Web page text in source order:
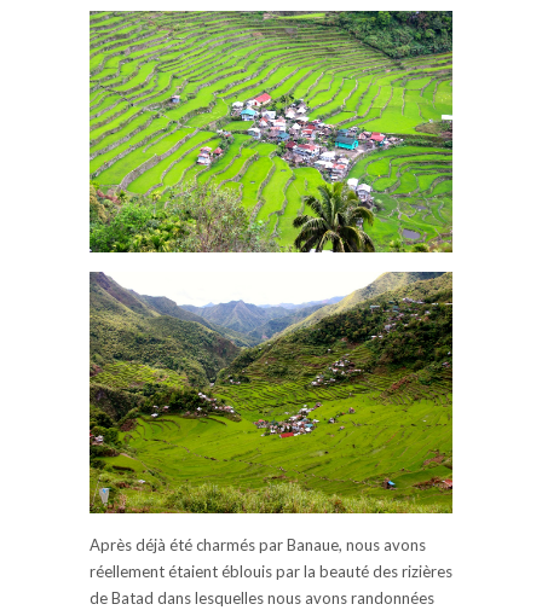
Après déjà été charmés par Banaue, nous avons
réellement étaient éblouis par la beauté des rizières
de Batad dans lesquelles nous avons randonnées